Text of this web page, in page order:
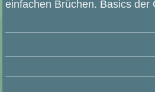
einfachen Brüchen. Basics der